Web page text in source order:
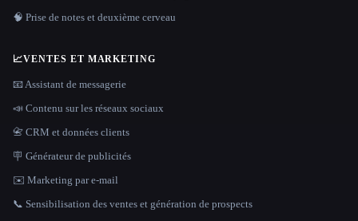
🧠 Prise de notes et deuxième cerveau
📈VENTES ET MARKETING
📧 Assistant de messagerie
📣 Contenu sur les réseaux sociaux
📇 CRM et données clients
🪧 Générateur de publicités
✉️ Marketing par e-mail
📞 Sensibilisation des ventes et génération de prospects